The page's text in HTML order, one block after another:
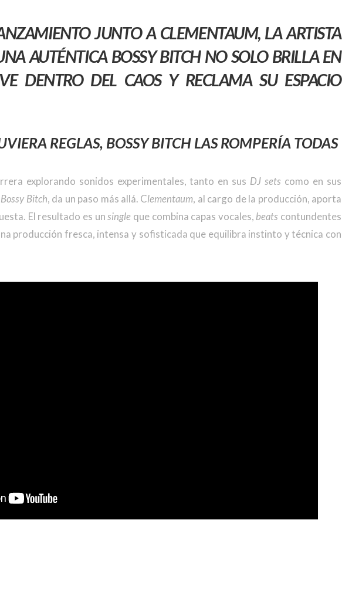
JUNTO A CLEMENTAUM, LA ARTISTA
AUTÉNTICA BOSSY BITCHNO SOLO BRILLA EN
DENTRO DEL CAOS Y RECLAMA SU ESPACIO
REGLAS, BOSSY BITCH LAS ROMPERÍA TODAS
explorando sonidos experimentales, tanto en sus DJ sets como en sus
Bossy Bitch, da un paso más allá. Clementaum, al cargo de la producción, aporta
El resultado es unsingle que combina capas vocales, beats contundentes
producción fresca, intensa y sofisticada que equilibra instinto y técnica con